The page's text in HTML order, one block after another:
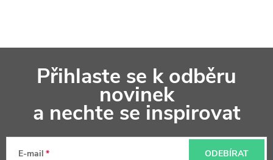
a
Přihlaste se k odběru
novinek
a nechte se inspirovat
E-mail ODEBÍRAT